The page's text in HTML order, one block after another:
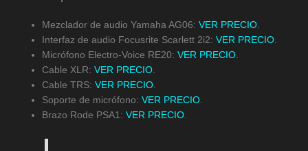
Mezclador de audio Yamaha AG06:VER PRECIO.
Interfaz de audio Focusrite Scarlett 2i2:VER PRECIO.
Micrófono Electro-Voice RE20:VER PRECIO.
Cable XLR:VER PRECIO.
Cable TRS:VER PRECIO.
Soporte de micrófono:VER PRECIO.
Brazo Rode PSA1:VER PRECIO.